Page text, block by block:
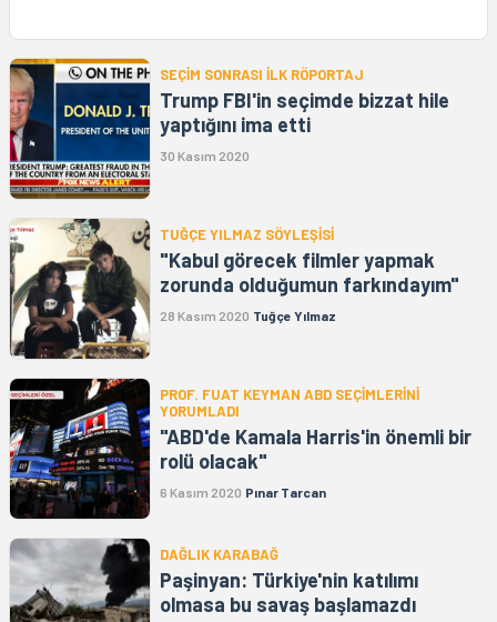
SEÇİM SONRASI İLK RÖPORTAJ
Trump FBI'in seçimde bizzat hile
yaptığını ima etti
30 Kasım 2020
TUĞÇE YILMAZ SÖYLEŞİSİ
"Kabul görecek filmler yapmak
zorunda olduğumun farkındayım"
28 Kasım 2020 Tuğçe Yılmaz
PROF. FUAT KEYMAN ABD SEÇİMLERİNİ
YORUMLADI
"ABD'de Kamala Harris'in önemli bir
rolü olacak"
6 Kasım 2020 Pınar Tarcan
DAĞLIK KARABAĞ
Paşinyan: Türkiye'nin katılımı
olmasa bu savaş başlamazdı